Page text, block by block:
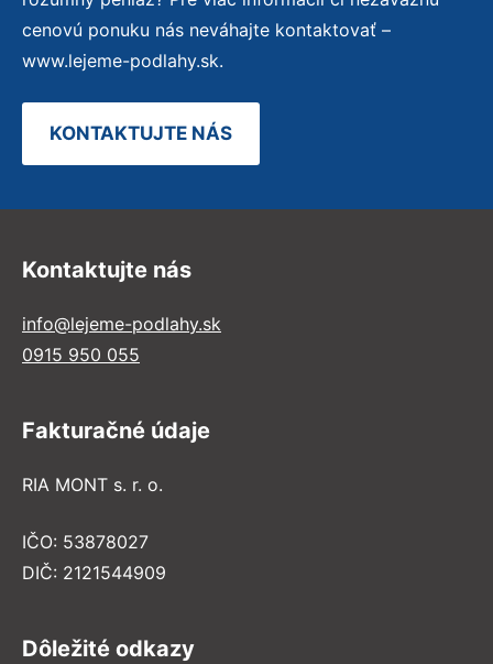
cenovú ponuku nás neváhajte kontaktovať –
www.lejeme-podlahy.sk.
KONTAKTUJTE NÁS
Kontaktujte nás
info@lejeme-podlahy.sk
0915 950 055
Fakturačné údaje
RIA MONT s. r. o.
IČO: 53878027
DIČ: 2121544909
Dôležité odkazy